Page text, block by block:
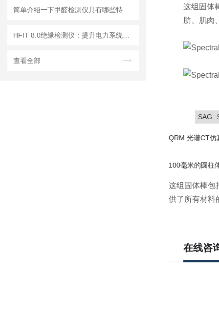
查看全部
这组固体
肪、肌肉
SAG:
QRM 光谱CT仿
100毫米的圆柱
这组固体棒包
供了所有材料
在线咨